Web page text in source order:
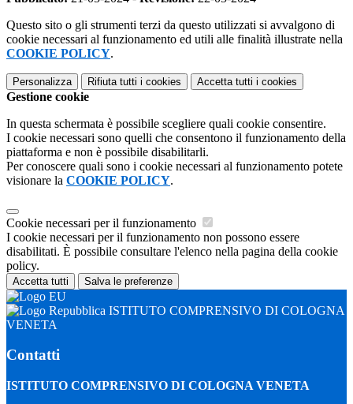
Questo sito o gli strumenti terzi da questo utilizzati si avvalgono di
cookie necessari al funzionamento ed utili alle finalità illustrate nella
COOKIE POLICY.
Personalizza Rifiuta tutti i cookies Accetta tutti i cookies
Gestione cookie
In questa schermata è possibile scegliere quali cookie consentire.
I cookie necessari sono quelli che consentono il funzionamento della
piattaforma e non è possibile disabilitarli.
Per conoscere quali sono i cookie necessari al funzionamento potete
visionare la COOKIE POLICY.
Cookie necessari per il funzionamento
I cookie necessari per il funzionamento non possono essere
disabilitati. È possibile consultare l'elenco nella pagina della cookie
policy.
Accetta tutti Salva le preferenze
ISTITUTO COMPRENSIVO DI COLOGNA
VENETA
Contatti
ISTITUTO COMPRENSIVO DI COLOGNA VENETA